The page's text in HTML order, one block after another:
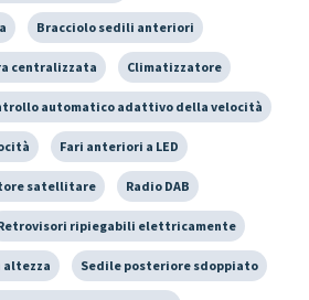
Bracciolo sedili anteriori
centralizzata Climatizzatore
automatico adattivo della velocità
Fari anteriori a LED
satellitare Radio DAB
ripiegabili elettricamente
altezza Sedile posteriore sdoppiato